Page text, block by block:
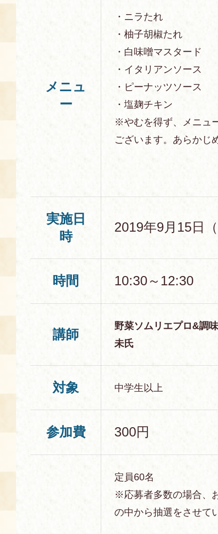
メニュ
ー
・ニラたれ
・柚子胡椒たれ
・白味噌マスタード
・イタリアンソース
・ピーナッツソース
・塩麹チキン
※やむを得ず、メニュ
ございます。あらかじ
実施日
時
2019年9月15日
時間 10:30～12:30
講師
野菜ソムリエプロ&調
未氏
対象 中学生以上
参加費 300円
定員60名
※応募者多数の場合、
の中から抽選をさせて